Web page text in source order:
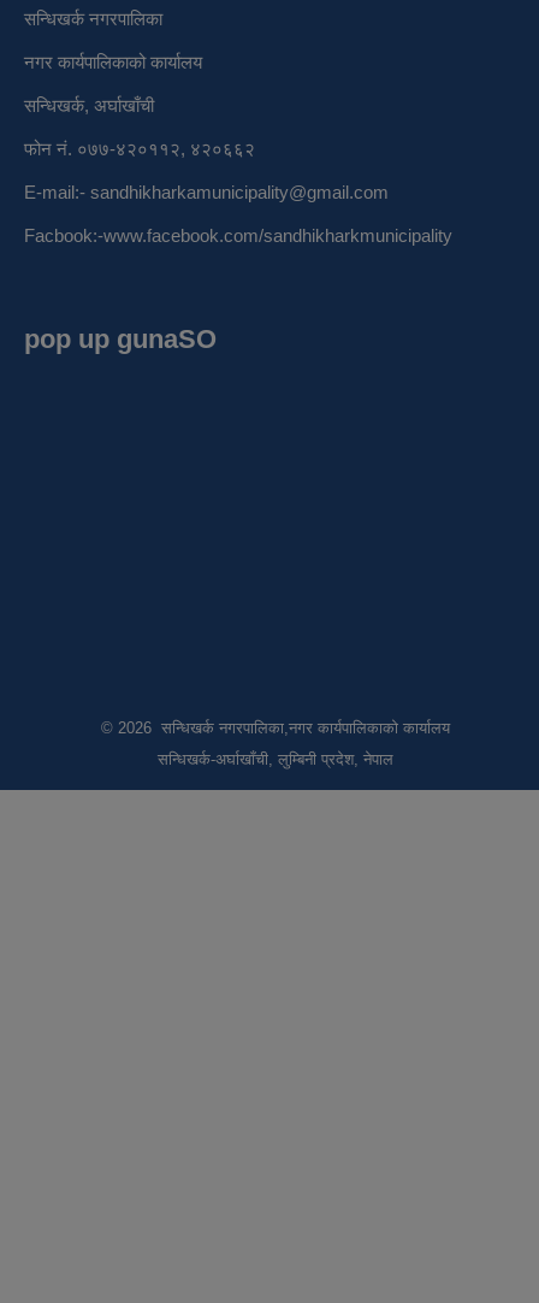
सन्धिखर्क नगरपालिका
नगर कार्यपालिकाको कार्यालय
सन्धिखर्क, अर्घाखाँची
फोन नं. ०७७-४२०११२, ४२०६६२
E-mail:- sandhikharkamunicipality@gmail.com
Facbook:-www.facebook.com/sandhikharkmunicipality
pop up gunaSO
© 2026 सन्धिखर्क नगरपालिका,नगर कार्यपालिकाको कार्यालय
सन्धिखर्क-अर्घाखाँची, लुम्बिनी प्रदेश, नेपाल